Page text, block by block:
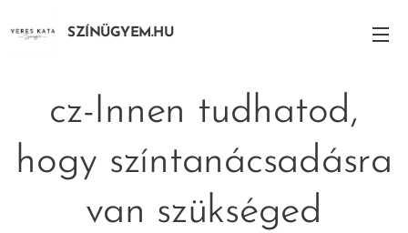
SZÍNÜGYEM.HU
cz-Innen tudhatod,
hogy színtanácsadásra
van szükséged